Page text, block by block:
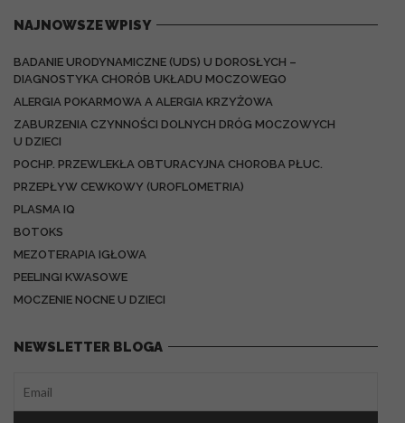
NAJNOWSZE WPISY
BADANIE URODYNAMICZNE (UDS) U DOROSŁYCH –
DIAGNOSTYKA CHORÓB UKŁADU MOCZOWEGO
ALERGIA POKARMOWA A ALERGIA KRZYŻOWA
ZABURZENIA CZYNNOŚCI DOLNYCH DRÓG MOCZOWYCH
U DZIECI
POCHP. PRZEWLEKŁA OBTURACYJNA CHOROBA PŁUC.
PRZEPŁYW CEWKOWY (UROFLOMETRIA)
PLASMA IQ
BOTOKS
MEZOTERAPIA IGŁOWA
PEELINGI KWASOWE
MOCZENIE NOCNE U DZIECI
NEWSLETTER BLOGA